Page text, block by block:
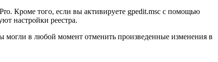
Кроме того, если вы активируете gpedit.msc с помощью
настройки реестра.
могли в любой момент отменить произведенные изменения в